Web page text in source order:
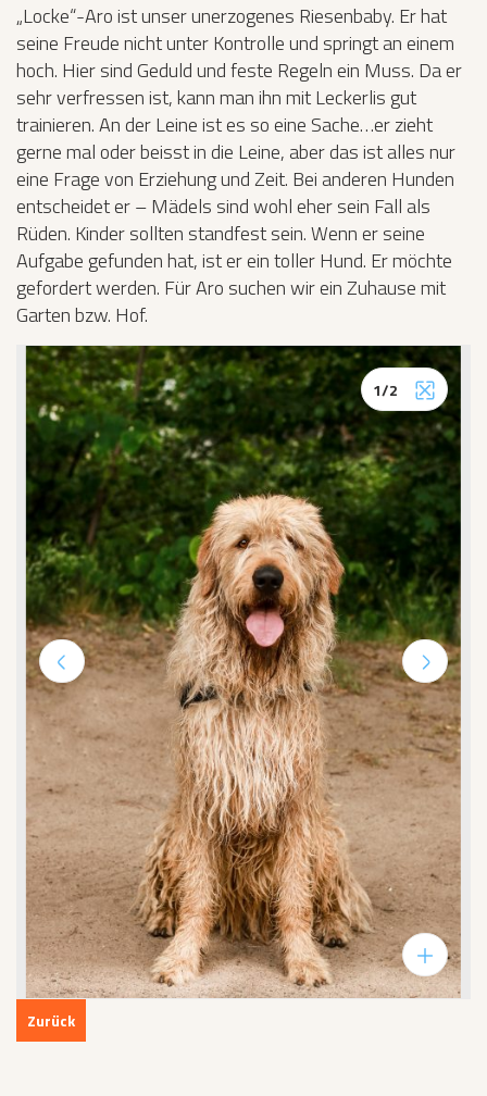
„Locke“-Aro ist unser unerzogenes Riesenbaby. Er hat
seine Freude nicht unter Kontrolle und springt an einem
hoch. Hier sind Geduld und feste Regeln ein Muss. Da er
sehr verfressen ist, kann man ihn mit Leckerlis gut
trainieren. An der Leine ist es so eine Sache…er zieht
gerne mal oder beisst in die Leine, aber das ist alles nur
eine Frage von Erziehung und Zeit. Bei anderen Hunden
entscheidet er – Mädels sind wohl eher sein Fall als
Rüden. Kinder sollten standfest sein. Wenn er seine
Aufgabe gefunden hat, ist er ein toller Hund. Er möchte
gefordert werden. Für Aro suchen wir ein Zuhause mit
Garten bzw. Hof.
Weiter
Zurück
1/2 Vollbild
Bildinfos
Zurück